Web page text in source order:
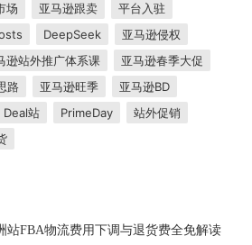
场 亚马逊跟卖
平台入驻
DeepSeek
亚马逊侵权
逊站外推广体系课
亚马逊春季大促
路 亚马逊旺季
亚马逊BD
Deal站 PrimeDay
站外促销
站FBA物流费用下调与退货费全免解读